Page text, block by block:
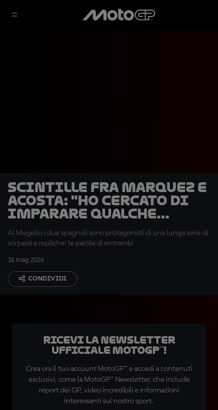
Scintille fra Marquez e
Acosta: "Ho cercato di
imparare qualche
trucco"
Al Mugello i due spagnoli sono protagonisti di una lunga serie di
sorpassi e repliche: le parole di entrambi
31 mag 2026
CONDIVIDI
Ricevi la newsletter
ufficiale MotoGP™!
Crea ora il tuo account MotoGP™ e accedi a contenuti
esclusivi, come la MotoGP™ Newsletter, che include
report dei GP, video incredibili e informazioni
interessanti sul nostro sport.